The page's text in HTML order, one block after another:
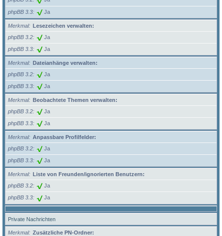
phpBB 3.3 Ja
Merkmal
Lesezeichen verwalten:
phpBB 3.2
Ja
phpBB 3.3 Ja
Merkmal
Dateianhänge verwalten:
phpBB 3.2
Ja
phpBB 3.3 Ja
Merkmal
Beobachtete Themen verwalten:
phpBB 3.2
Ja
phpBB 3.3 Ja
Merkmal
Anpassbare Profilfelder:
phpBB 3.2
Ja
phpBB 3.3 Ja
Merkmal
Liste von Freunden/ignorierten Benutzern:
phpBB 3.2
Ja
phpBB 3.3 Ja
Private Nachrichten
Merkmal
Zusätzliche PN-Ordner: